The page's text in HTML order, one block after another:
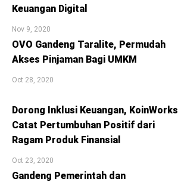
Keuangan Digital
Nov 9, 2020
OVO Gandeng Taralite, Permudah
Akses Pinjaman Bagi UMKM
Oct 28, 2020
Dorong Inklusi Keuangan, KoinWorks
Catat Pertumbuhan Positif dari
Ragam Produk Finansial
Oct 23, 2020
Gandeng Pemerintah dan